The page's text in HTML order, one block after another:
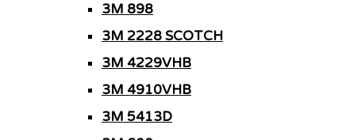
3M 898
3M 2228 SCOTCH
3M 4229VHB
3M 4910VHB
3M 5413D